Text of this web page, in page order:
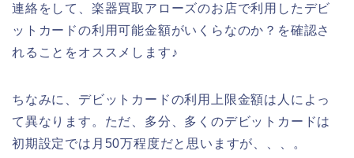
連絡をして、楽器買取アローズのお店で利用したデビ
ットカードの利用可能金額がいくらなのか？を確認さ
れることをオススメします♪
ちなみに、デビットカードの利用上限金額は人によっ
て異なります。ただ、多分、多くのデビットカードは
初期設定では月50万程度だと思いますが、、、。